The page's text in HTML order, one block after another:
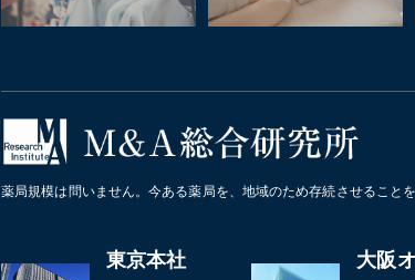
薬局規模は問いません。今ある薬局を、地域のため存続させること
東京本社 大阪